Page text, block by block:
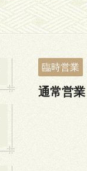
臨時営業
通常営業